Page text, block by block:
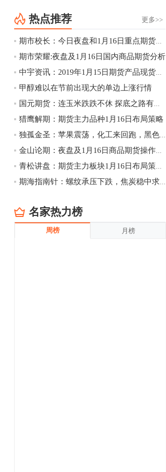
14:23
跌幅达6%，报689.5元/吨，刷新近两个月
低位。
14:20
方正有色研究团队：高度重视贵金属的阶
段性机会。自年初以来沪金上涨16.93%，
立涨势，白银将开启补涨，且涨幅超过黄
金，金银比有望高位回归。
13:55
豆二期货主力合约涨停，涨幅达3.98%，报
CBOT大豆期货市场上涨，11月期约收高
影响，夜盘连粕高位窄幅震荡，建议短线
操作为主。 ...
13:54
8月5日消息，内外盘贵金属强劲走升，沪
金主力合约涨停，涨幅3.99%，报334.00
更多>>
热点推荐
期市校长：今日夜盘和1月16日重点期货品种操盘策略
期市荣耀:夜盘及1月16日国内商品期货分析
中宇资讯：2019年1月15日期货产品现货市场分析
甲醇难以在节前出现大的单边上涨行情
国元期货：连玉米跌跌不休 探底之路有多远
猎鹰解期：期货主力品种1月16日布局策略
独孤金圣：苹果震荡，化工来回跑，黑色系抓住短线机遇
金山论期：夜盘及1月16日商品期货操作策略
青松讲盘：期货主力板块1月16日布局策略【主力预谋】
期海指南针：螺纹承压下跌，焦炭稳中求涨，化工走势分化
名家热力榜
周榜 月榜